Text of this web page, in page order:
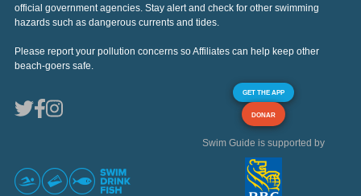
official government agencies. Stay alert and check for other swimming
hazards such as dangerous currents and tides.
Please report your pollution concerns so Affiliates can help keep other
beach-goers safe.
GET THE APP
DONAR
Swim Guide is supported by